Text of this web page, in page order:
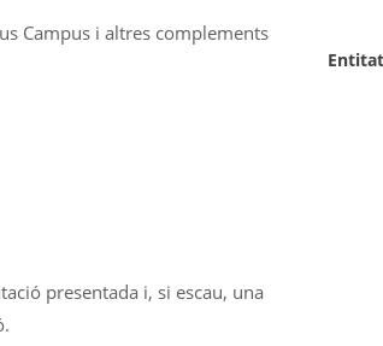
Campus i altres complements
presentada i, si escau, una